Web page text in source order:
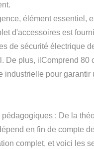
élément essentiel,
d'accessoires est
de sécurité électrique
De plus, ilComprend
industrielle pour
pédagogiques : De la
en fin de compte
complet, et voici les